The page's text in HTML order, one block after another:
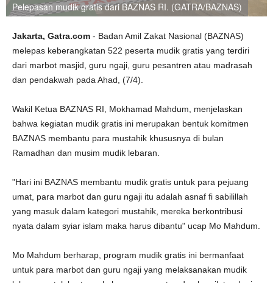
Pelepasan mudik gratis dari BAZNAS RI. (GATRA/BAZNAS)
Jakarta, Gatra.com - Badan Amil Zakat Nasional (BAZNAS)
melepas keberangkatan 522 peserta mudik gratis yang terdiri
dari marbot masjid, guru ngaji, guru pesantren atau madrasah
dan pendakwah pada Ahad, (7/4).
Wakil Ketua BAZNAS RI, Mokhamad Mahdum, menjelaskan
bahwa kegiatan mudik gratis ini merupakan bentuk komitmen
BAZNAS membantu para mustahik khususnya di bulan
Ramadhan dan musim mudik lebaran.
"Hari ini BAZNAS membantu mudik gratis untuk para pejuang
umat, para marbot dan guru ngaji itu adalah asnaf fi sabilillah
yang masuk dalam kategori mustahik, mereka berkontribusi
nyata dalam syiar islam maka harus dibantu" ucap Mo Mahdum.
Mo Mahdum berharap, program mudik gratis ini bermanfaat
untuk para marbot dan guru ngaji yang melaksanakan mudik